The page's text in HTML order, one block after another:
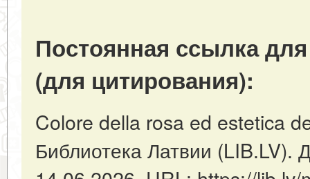
Постоянная ссылка
(для цитирования):
Colore della rosa ed estetica
Библиотека Латвии (LIB.LV).